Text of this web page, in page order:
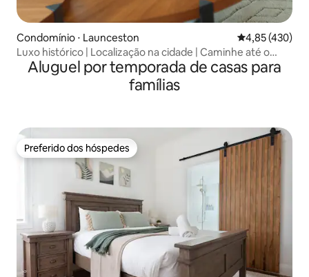
Condomínio ⋅ Launceston 4,85 de uma
4,85 (430)
Luxo histórico | Localização na cidade | Caminhe até o
desfiladeiro
Aluguel por temporada de casas para
famílias
Preferido dos hóspedes
Preferido dos hóspedes